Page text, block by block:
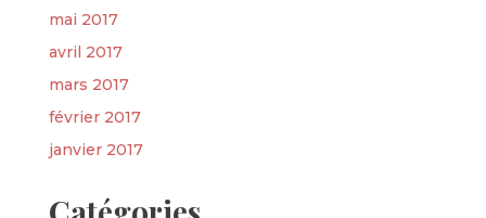
mai 2017
avril 2017
mars 2017
février 2017
janvier 2017